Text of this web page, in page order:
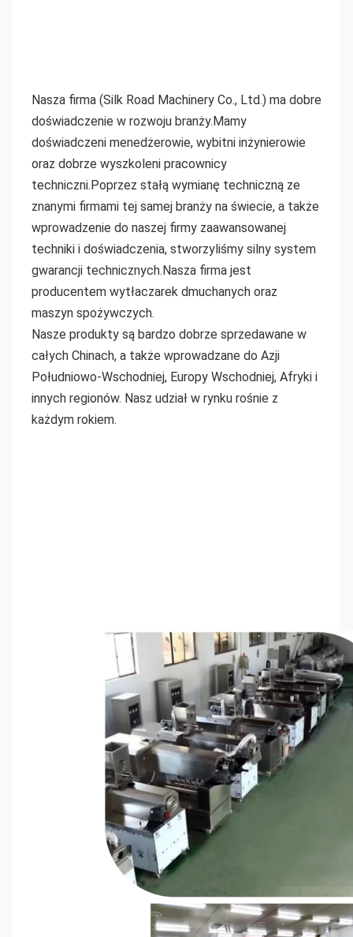
Nasza firma (Silk Road Machinery Co., Ltd.) ma dobre
doświadczenie w rozwoju branży.Mamy
doświadczeni menedżerowie, wybitni inżynierowie
oraz dobrze wyszkoleni pracownicy
techniczni.Poprzez stałą wymianę techniczną ze
znanymi firmami tej samej branży na świecie, a także
wprowadzenie do naszej firmy zaawansowanej
techniki i doświadczenia, stworzyliśmy silny system
gwarancji technicznych.Nasza firma jest
producentem wytłaczarek dmuchanych oraz
maszyn spożywczych.
Nasze produkty są bardzo dobrze sprzedawane w
całych Chinach, a także wprowadzane do Azji
Południowo-Wschodniej, Europy Wschodniej, Afryki i
innych regionów. Nasz udział w rynku rośnie z
każdym rokiem.